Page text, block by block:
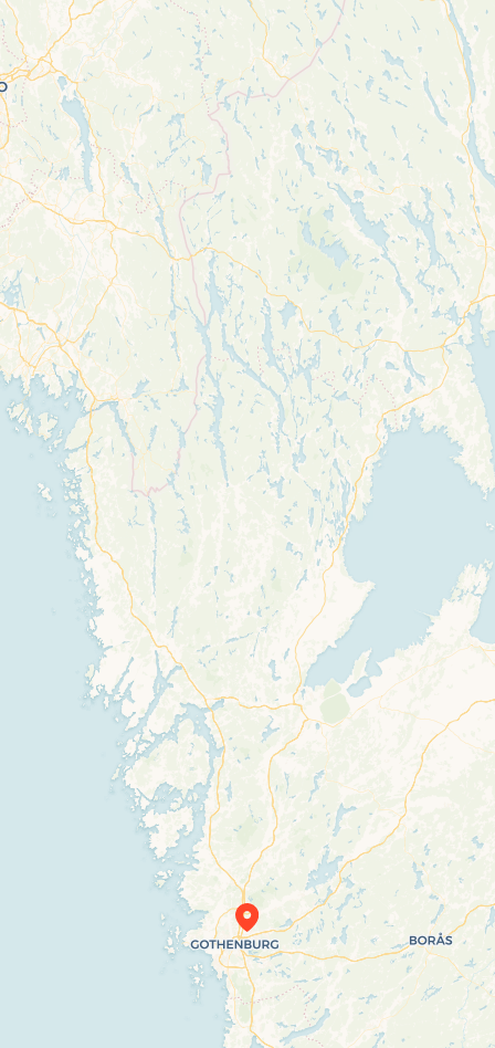
Travelers’ Map is loading…
If you see this after your page is loaded
completely, leafletJS files are missing.